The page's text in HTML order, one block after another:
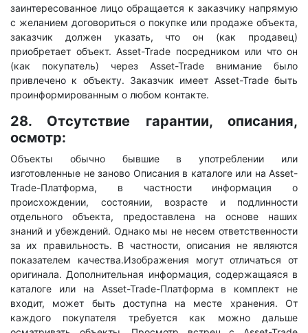
заинтересованное лицо обращается к заказчику напрямую
с желанием договориться о покупке или продаже объекта,
заказчик должен указать, что он (как продавец)
приобретает объект. Asset-Trade посредником или что он
(как покупатель) через Asset-Trade внимание было
привлечено к объекту. Заказчик имеет Asset-Trade быть
проинформированным о любом контакте.
28. Отсутствие гарантии, описания,
осмотр:
Объекты обычно бывшие в употреблении или
изготовленные не заново Описания в каталоге или на Asset-
Trade-Платформа, в частности информация о
происхождении, состоянии, возрасте и подлинности
отдельного объекта, предоставлена ​​на основе наших
знаний и убеждений. Однако мы не несем ответственности
за их правильность. В частности, описания не являются
показателем качества.Изображения могут отличаться от
оригинала. Дополнительная информация, содержащаяся в
каталоге или на Asset-Trade-Платформа в комплект не
входит, может быть доступна на месте хранения. От
каждого покупателя требуется как можно дальше